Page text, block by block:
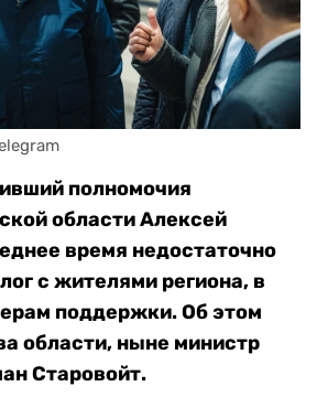
полномочия
области Алексей
время недостаточно
с жителями региона, в
поддержки. Об этом
области, ныне министр
Старовойт.